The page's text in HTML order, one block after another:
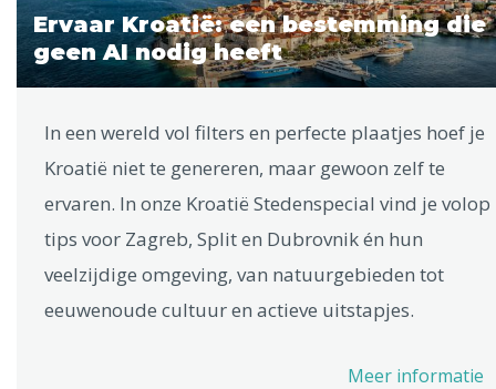
Ervaar Kroatië: een bestemming die
geen AI nodig heeft
In een wereld vol filters en perfecte plaatjes hoef je
Kroatië niet te genereren, maar gewoon zelf te
ervaren. In onze Kroatië Stedenspecial vind je volop
tips voor Zagreb, Split en Dubrovnik én hun
veelzijdige omgeving, van natuurgebieden tot
eeuwenoude cultuur en actieve uitstapjes.
Meer informatie